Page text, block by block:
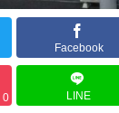
Facebook
0 LINE